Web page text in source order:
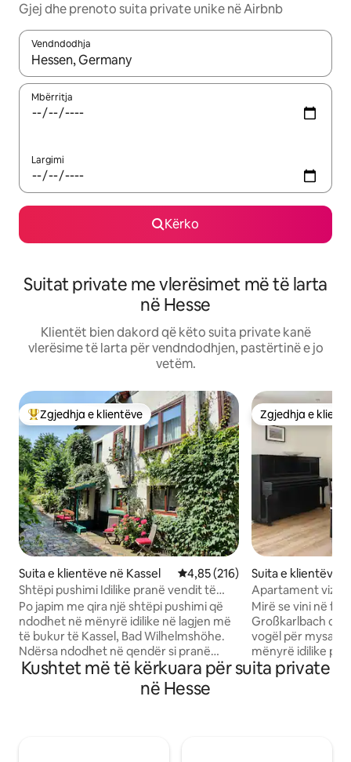
Gjej dhe prenoto suita private unike në Airbnb
Vendndodhja
Kur rezultatet të jenë të disponueshme, lëviz me butonat e
Mbërritja
Largimi
Kërko
Suitat private me vlerësimet më të larta
në Hesse
Klientët bien dakord që këto suita private kanë
vlerësime të larta për vendndodhjen, pastërtinë e jo
vetëm.
Më të mirat e zgjedhjeve të klientëve
Zgjedhja e klientëve
Suita e klientëve në Kassel Vlerësimi mesatar 4,85 nga 5,
4,85 (216)
Shtëpi pushimi Idilike pranë vendit të
Trashëgimisë Botërore
Po japim me qira një shtëpi pushimi që
ndodhet në mënyrë idilike në lagjen më
të bukur të Kassel, Bad Wilhelmshöhe.
Ndërsa ndodhet në qendër si pranë
stacioneve të transportit publik, ashtu
edhe parkut më të madh të kodrave në
Evropë "Bergpark", ai është ende
Zgjedhja e
Zgjedhja e
Suita e klientëve
rlbach
Apartament
Mirë se vini në
Großkarlbach
vogël për
mënyrë idilike
dhoma ofrojnë
një shëtitje të
Kushtet më të kërkuara për suita private
në Hesse